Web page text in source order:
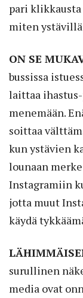
pari
miten
ON SE
bussissa
laittaa
menemään.
soittaa
kun ystävien
lounaan
Instagramiin
jotta muut
käydä
surullinen
media ovat